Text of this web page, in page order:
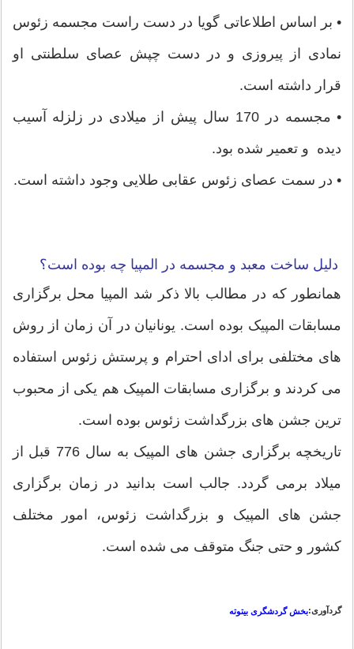
• بر اساس اطلاعاتی گویا در دست راست مجسمه زئوس
نمادی از پیروزی و در دست چپش عصای سلطنتی او
قرار داشته است.
• مجسمه در 170 سال پیش از میلادی در زلزله آسیب
دیده و تعمیر شده بود.
• در سمت عصای زئوس عقابی طلایی وجود داشته است.
دلیل ساخت معبد و مجسمه در المپیا چه بوده است؟
همانطور که در مطالب بالا ذکر شد المپیا محل برگزاری
مسابقات المپیک بوده است. یونانیان در آن زمان از روش
های مختلفی برای ادای احترام و پرستش زئوس استفاده
می کردند و برگزاری مسابقات المپیک هم یکی از محبوب
ترین جشن های بزرگداشت زئوس بوده است.
تاریخچه برگزاری جشن های المپیک به سال 776 قبل از
میلاد برمی گردد. جالب است بدانید در زمان برگزاری
جشن های المپیک و بزرگداشت زئوس، امور مختلف
کشور و حتی جنگ متوقف می شده است.
گردآوری:بخش گردشگری بیتوته